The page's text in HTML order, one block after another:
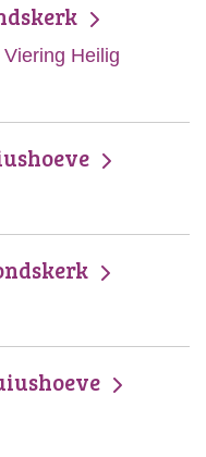
Viering Heilig